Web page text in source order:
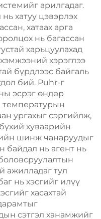
арилгадаг.
хатуу цэвэрлэх
хатаах арга
нь багассан
харьцуулахад
хэрэглээ
бүрдлээс байгаль
бий. Puhr-г
эсрэг өндөр
температурын
ургахыг сэргийлж,
хуваарийн
шинж чанаруудыг
байдал нь агент нь
ажилладаг тул
нь хэсгийг илүү
хасахтай
сэтгэл ханамжийг